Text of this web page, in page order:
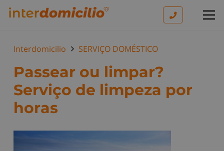
Interdomicilio SERVIÇO DOMÉSTICO
Passear ou limpar?
Serviço de limpeza por
horas